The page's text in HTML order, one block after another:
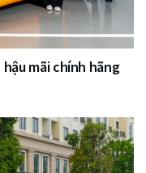
mãi chính hãng